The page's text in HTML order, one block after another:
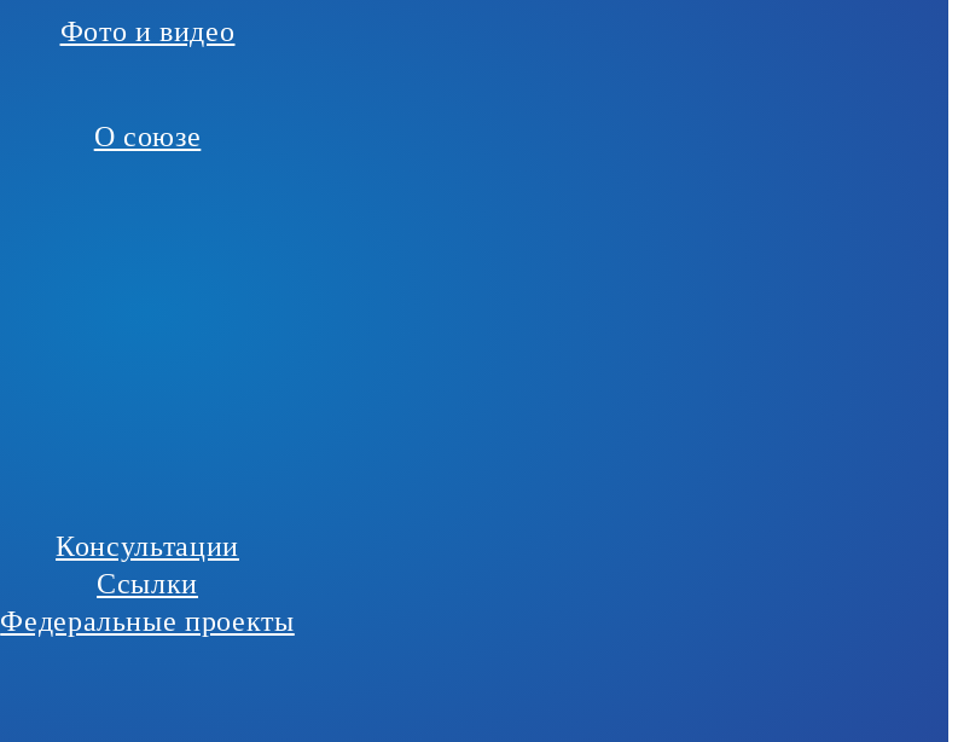
Фото и видео
О союзе
Консультации
Ссылки
Федеральные проекты